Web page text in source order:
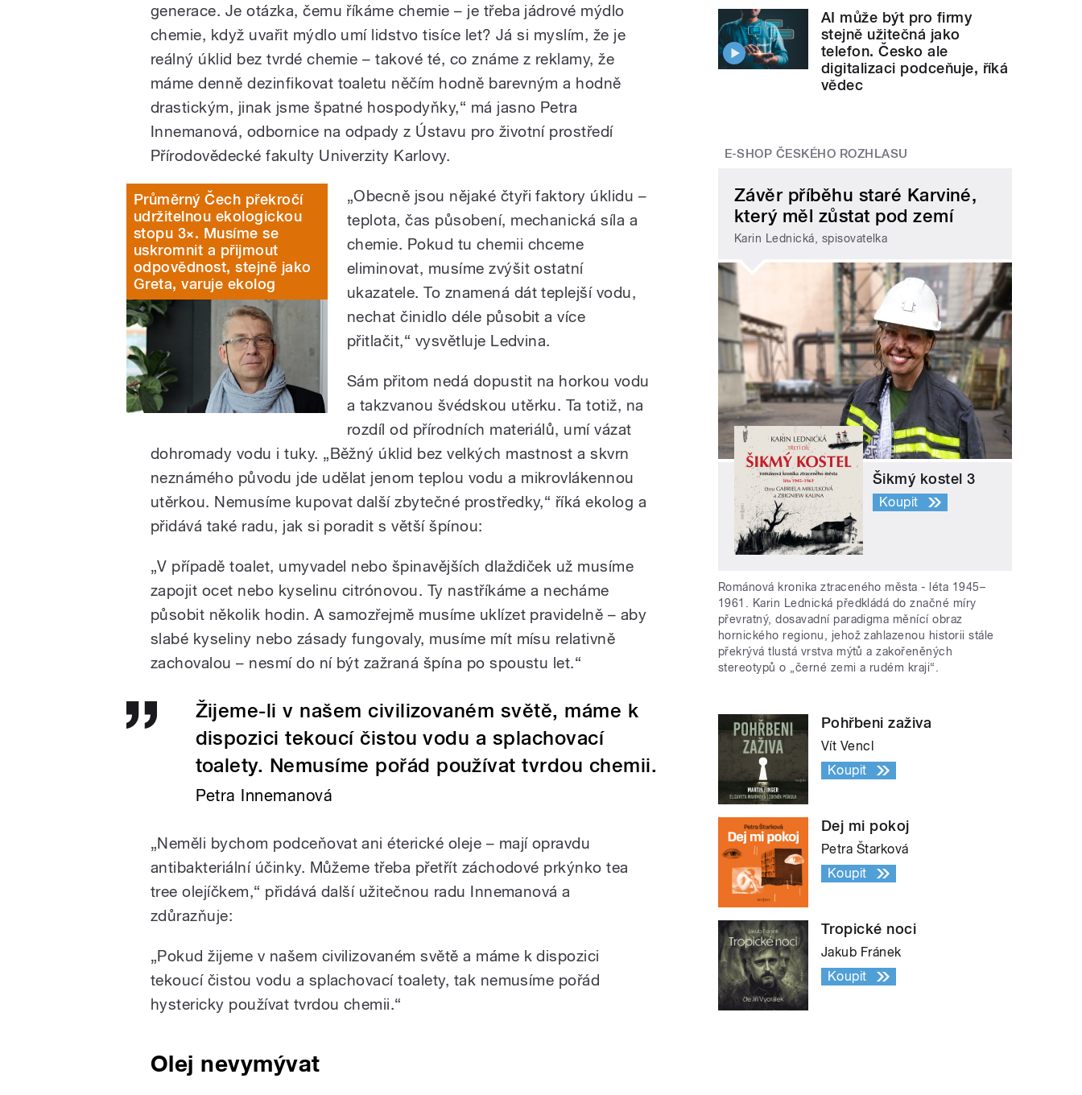
generace. Je otázka, čemu říkáme chemie – je třeba jádrové mýdlo
chemie, když uvařit mýdlo umí lidstvo tisíce let? Já si myslím, že je
reálný úklid bez tvrdé chemie – takové té, co známe z reklamy, že
máme denně dezinfikovat toaletu něčím hodně barevným a hodně
drastickým, jinak jsme špatné hospodyňky,“ má jasno Petra
Innemanová, odbornice na odpady z Ústavu pro životní prostředí
Přírodovědecké fakulty Univerzity Karlovy.
Průměrný Čech překročí
udržitelnou ekologickou
stopu 3×. Musíme se
uskromnit a přijmout
odpovědnost, stejně jako
Greta, varuje ekolog
„Obecně jsou nějaké čtyři faktory úklidu –
teplota, čas působení, mechanická síla a
chemie. Pokud tu chemii chceme
eliminovat, musíme zvýšit ostatní
ukazatele. To znamená dát teplejší vodu,
nechat činidlo déle působit a více
přitlačit,“ vysvětluje Ledvina.
Sám přitom nedá dopustit na horkou vodu
a takzvanou švédskou utěrku. Ta totiž, na
rozdíl od přírodních materiálů, umí vázat
dohromady vodu i tuky. „Běžný úklid bez velkých mastnost a skvrn
neznámého původu jde udělat jenom teplou vodu a mikrovlákennou
utěrkou. Nemusíme kupovat další zbytečné prostředky,“ říká ekolog a
přidává také radu, jak si poradit s větší špínou:
„V případě toalet, umyvadel nebo špinavějších dlaždiček už musíme
zapojit ocet nebo kyselinu citrónovou. Ty nastříkáme a necháme
působit několik hodin. A samozřejmě musíme uklízet pravidelně – aby
slabé kyseliny nebo zásady fungovaly, musíme mít mísu relativně
zachovalou – nesmí do ní být zažraná špína po spoustu let.“
Žijeme-li v našem civilizovaném světě, máme k
dispozici tekoucí čistou vodu a splachovací
toalety. Nemusíme pořád používat tvrdou chemii.
Petra Innemanová
„Neměli bychom podceňovat ani éterické oleje – mají opravdu
antibakteriální účinky. Můžeme třeba přetřít záchodové prkýnko tea
tree olejíčkem,“ přidává další užitečnou radu Innemanová a
zdůrazňuje:
„Pokud žijeme v našem civilizovaném světě a máme k dispozici
tekoucí čistou vodu a splachovací toalety, tak nemusíme pořád
hystericky používat tvrdou chemii.“
Olej nevymývat
AI může být pro firmy
stejně užitečná jako
telefon. Česko ale
digitalizaci podceňuje, říká
vědec
E-SHOP ČESKÉHO ROZHLASU
Závěr příběhu staré Karviné,
který měl zůstat pod zemí
Karin Lednická, spisovatelka
Šikmý kostel 3
Koupit
Románová kronika ztraceného města - léta 1945–
1961. Karin Lednická předkládá do značné míry
převratný, dosavadní paradigma měnící obraz
hornického regionu, jehož zahlazenou historii stále
překrývá tlustá vrstva mýtů a zakořeněných
stereotypů o „černé zemi a rudém kraji“.
Pohřbeni zaživa
Vít Vencl
Koupit
Dej mi pokoj
Petra Štarková
Koupit
Tropické noci
Jakub Fránek
Koupit